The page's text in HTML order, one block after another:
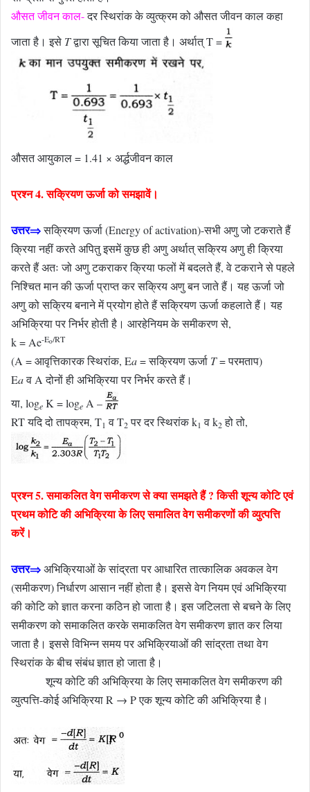
औसत जीवन काल-दर स्थिरांक के व्युत्क्रम को औसत जीवन काल कहा
जाता है। इसे Tद्वारा सूचित किया जाता है। अर्थात् T =
औसत आयुकाल = 1.41 × अर्द्धजीवन काल
प्रश्न 4. सक्रियण ऊर्जा को समझावें।
उत्तर⇒सक्रियण ऊर्जा (Energy of activation)-सभी अणु जो टकराते हैं
क्रिया नहीं करते अपितु इसमें कुछ ही अणु अर्थात् सक्रिय अणु ही क्रिया
करते हैं अतः जो अणु टकराकर क्रिया फलों में बदलते हैं, वे टकराने से पहले
निश्चित मान की ऊर्जा प्राप्त कर सक्रिय अणु बन जाते हैं। यह ऊर्जा जो
अणु को सक्रिय बनाने में प्रयोग होते हैं सक्रियण ऊर्जा कहलाते हैं। यह
अभिक्रिया पर निर्भर होती है। आरहेनियम के समीकरण से,
k = Ae-Eo/RT
(A = आवृत्तिकारक स्थिरांक, Ea= सक्रियण ऊर्जा T= परमताप)
Eaव A दोनों ही अभिक्रिया पर निर्भर करते हैं।
या, loge K = loge A –
RT यदि दो तापक्रम, T1 व T2पर दर स्थिरांक k1 व k2हो तो,
प्रश्न 5. समाकलित वेग समीकरण से क्या समझते हैं ? किसी शून्य कोटि एवं
प्रथम कोटि की अभिक्रिया के लिए समालित वेग समीकरणों की व्युत्पत्ति
करें।
उत्तर⇒अभिक्रियाओं के सांद्रता पर आधारित तात्कालिक अवकल वेग
(समीकरण) निर्धारण आसान नहीं होता है। इससे वेग नियम एवं अभिक्रिया
की कोटि को ज्ञात करना कठिन हो जाता है। इस जटिलता से बचने के लिए
समीकरण को समाकलित करके समाकलित वेग समीकरण ज्ञात कर लिया
जाता है। इससे विभिन्न समय पर अभिक्रियाओं की सांद्रता तथा वेग
स्थिरांक के बीच संबंध ज्ञात हो जाता है।
शून्य कोटि की अभिक्रिया के लिए समाकलित वेग समीकरण की
व्युत्पत्ति-कोई अभिक्रिया R → P एक शून्य कोटि की अभिक्रिया है।